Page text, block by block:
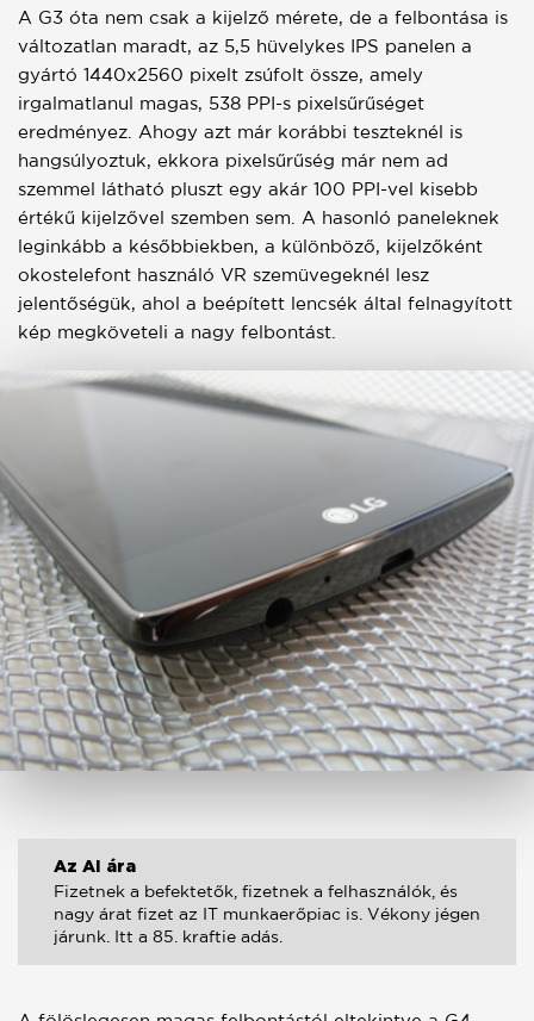
A G3 óta nem csak a kijelző mérete, de a felbontása is
változatlan maradt, az 5,5 hüvelykes IPS panelen a
gyártó 1440x2560 pixelt zsúfolt össze, amely
irgalmatlanul magas, 538 PPI-s pixelsűrűséget
eredményez. Ahogy azt már korábbi teszteknél is
hangsúlyoztuk, ekkora pixelsűrűség már nem ad
szemmel látható pluszt egy akár 100 PPI-vel kisebb
értékű kijelzővel szemben sem. A hasonló paneleknek
leginkább a későbbiekben, a különböző, kijelzőként
okostelefont használó VR szemüvegeknél lesz
jelentőségük, ahol a beépített lencsék által felnagyított
kép megköveteli a nagy felbontást.
Az AI ára
Fizetnek a befektetők, fizetnek a felhasználók, és
nagy árat fizet az IT munkaerőpiac is. Vékony jégen
járunk. Itt a 85. kraftie adás.